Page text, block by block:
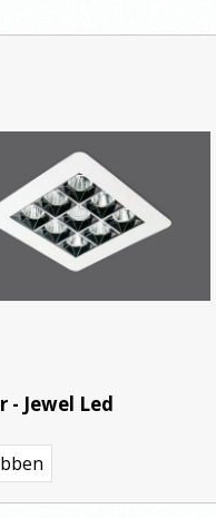
- Jewel Led